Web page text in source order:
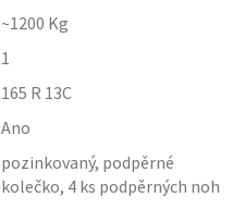
~1200 Kg
1
165 R 13C
Ano
pozinkovaný, podpěrné
kolečko, 4 ks podpěrných noh